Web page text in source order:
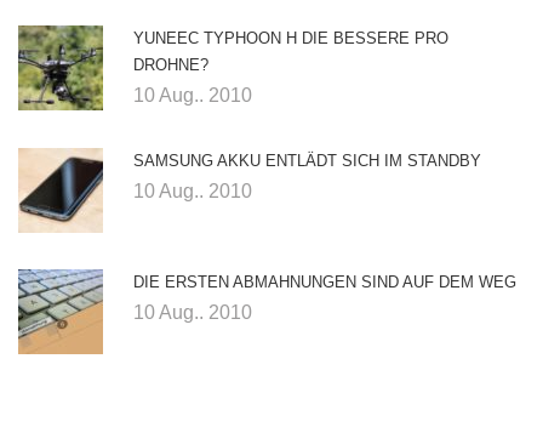
YUNEEC TYPHOON H DIE BESSERE PRO
DROHNE?
10 Aug.. 2010
SAMSUNG AKKU ENTLÄDT SICH IM STANDBY
10 Aug.. 2010
DIE ERSTEN ABMAHNUNGEN SIND AUF DEM WEG
10 Aug.. 2010